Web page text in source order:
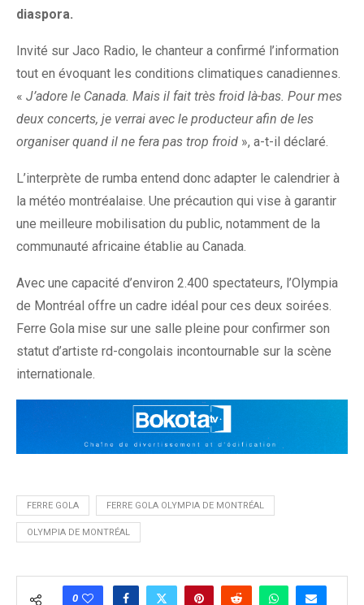
diaspora.
Invité sur Jaco Radio, le chanteur a confirmé l’information
tout en évoquant les conditions climatiques canadiennes.
« J’adore le Canada. Mais il fait très froid là-bas. Pour mes
deux concerts, je verrai avec le producteur afin de les
organiser quand il ne fera pas trop froid », a-t-il déclaré.
L’interprète de rumba entend donc adapter le calendrier à
la météo montréalaise. Une précaution qui vise à garantir
une meilleure mobilisation du public, notamment de la
communauté africaine établie au Canada.
Avec une capacité d’environ 2.400 spectateurs, l’Olympia
de Montréal offre un cadre idéal pour ces deux soirées.
Ferre Gola mise sur une salle pleine pour confirmer son
statut d’artiste rd-congolais incontournable sur la scène
internationale.
FERRE GOLA FERRE GOLA OLYMPIA DE MONTRÉAL
OLYMPIA DE MONTRÉAL
0